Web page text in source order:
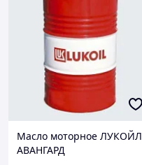
Масло моторное ЛУКОЙЛ
АВАНГАРД